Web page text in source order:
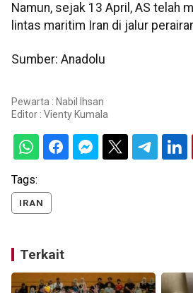
Namun, sejak 13 April, AS telah
lintas maritim Iran di jalur
Sumber: Anadolu
Pewarta : Nabil Ihsan
Editor : Vienty Kumala
Tags:
IRAN
Terkait